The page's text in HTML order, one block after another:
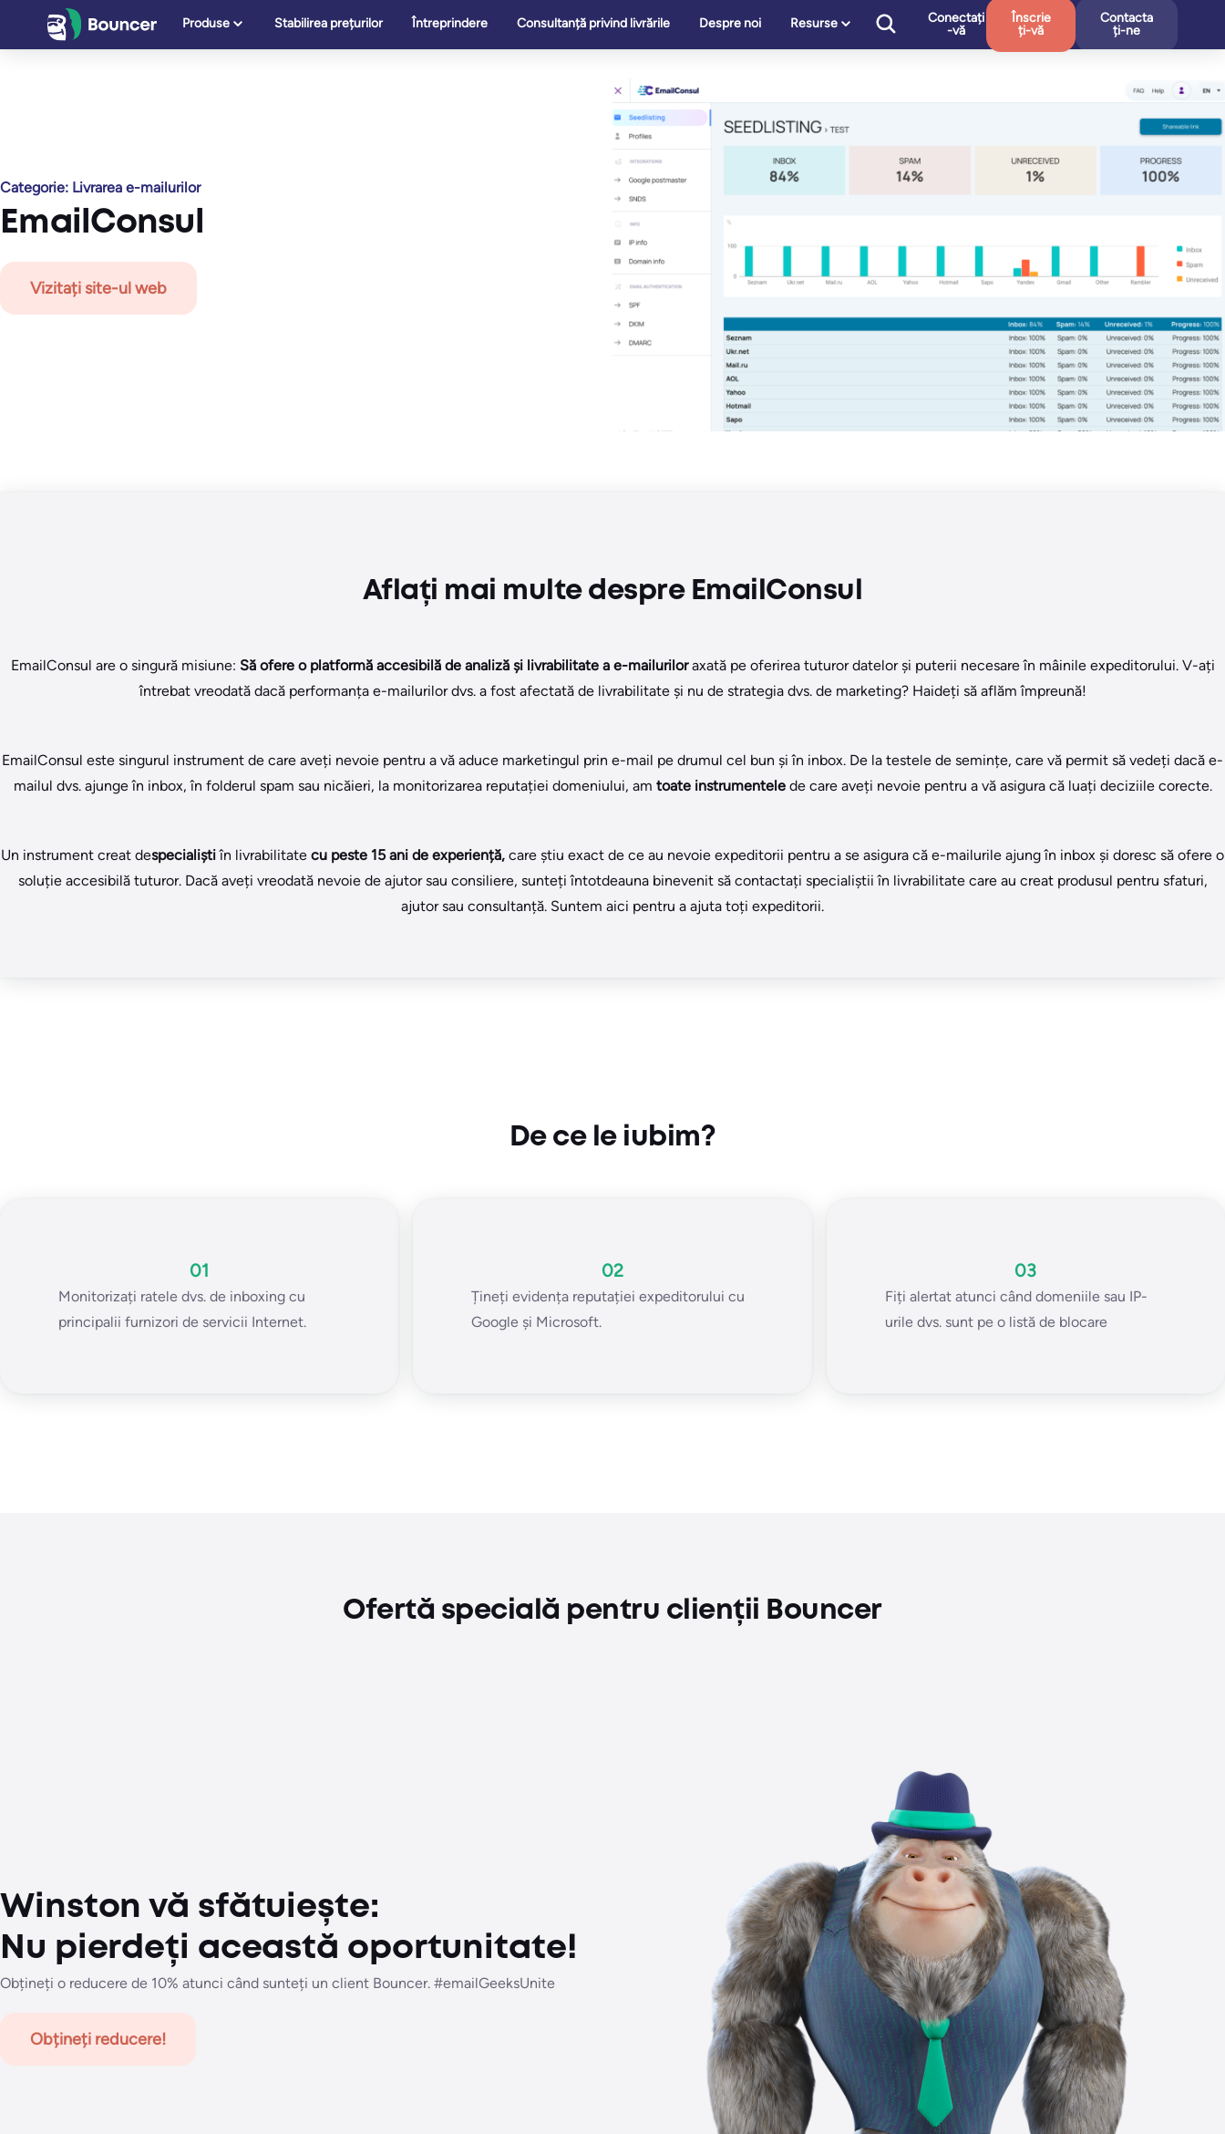
Produse Stabilirea prețurilor Întreprindere Consultanță privind livrările Despre noi Resurse
Conectați
-vă
Înscrie
ți-vă
Contacta
ți-ne
Categorie: Livrarea e-mailurilor
EmailConsul
Vizitați site-ul web
Aflați mai multe despre EmailConsul
EmailConsul are o singură misiune: Să ofere o platformă accesibilă de analiză și livrabilitate a e-mailuriloraxată pe oferirea tuturor datelor și puterii necesare în mâinile expeditorului. V-ați
întrebat vreodată dacă performanța e-mailurilor dvs. a fost afectată de livrabilitate și nu de strategia dvs. de marketing? Haideți să aflăm împreună!
EmailConsul este singurul instrument de care aveți nevoie pentru a vă aduce marketingul prin e-mail pe drumul cel bun și în inbox. De la testele de semințe, care vă permit să vedeți dacă e-
mailul dvs. ajunge în inbox, în folderul spam sau nicăieri, la monitorizarea reputației domeniului, am toate instrumentelede care aveți nevoie pentru a vă asigura că luați deciziile corecte.
Un instrument creat despecialiștiîn livrabilitate cu peste 15 ani de experiență, care știu exact de ce au nevoie expeditorii pentru a se asigura că e-mailurile ajung în inbox și doresc să ofere o
soluție accesibilă tuturor. Dacă aveți vreodată nevoie de ajutor sau consiliere, sunteți întotdeauna binevenit să contactați specialiștii în livrabilitate care au creat produsul pentru sfaturi,
ajutor sau consultanță. Suntem aici pentru a ajuta toți expeditorii.
De ce le iubim?
01
Monitorizați ratele dvs. de inboxing cu
principalii furnizori de servicii Internet.
02
Țineți evidența reputației expeditorului cu
Google și Microsoft.
03
Fiți alertat atunci când domeniile sau IP-
urile dvs. sunt pe o listă de blocare
Ofertă specială pentru clienții Bouncer
Winston vă sfătuiește:
Nu pierdeți această oportunitate!
Obțineți o reducere de 10% atunci când sunteți un client Bouncer. #emailGeeksUnite
Obțineți reducere!